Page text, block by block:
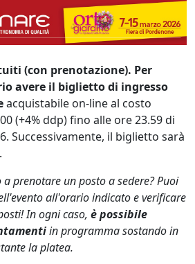
(con prenotazione). Per
avere il biglietto di ingresso
acquistabile on-line al costo
(+4% ddp) fino alle ore 23.59 di
Successivamente, il biglietto sarà
prenotare un posto a sedere? Puoi
all'orario indicato e verificare
In ogni caso, è possibile
in programma sostando in
la platea.